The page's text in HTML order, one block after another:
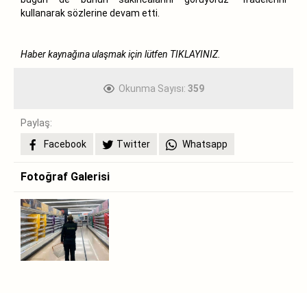
kullanarak sözlerine devam etti.
Haber kaynağına ulaşmak için lütfen TIKLAYINIZ.
Okunma Sayısı: 359
Paylaş:
Facebook
Twitter Whatsapp
Fotoğraf Galerisi